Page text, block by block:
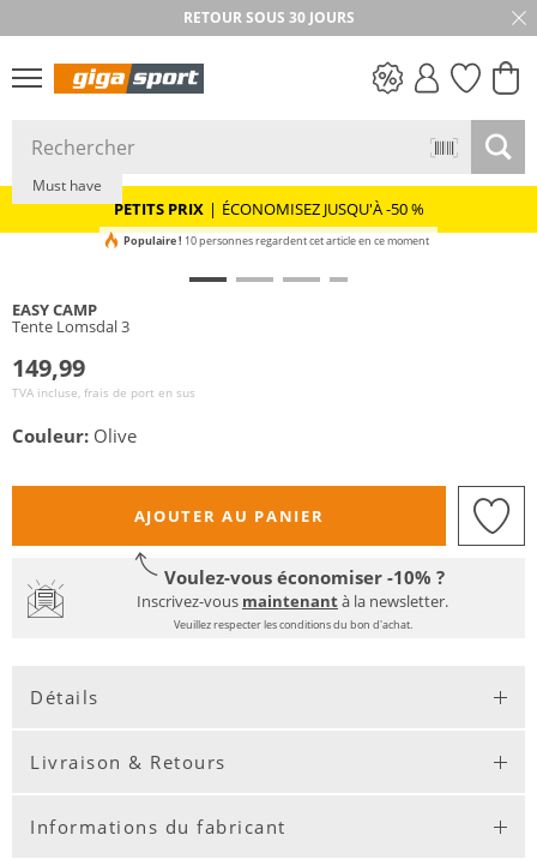
RETOUR SOUS 30 JOURS
PETITS PRIX
PETITS PRIX | ÉCONOMISEZ JUSQU'À -50 %
Must have
Populaire ! 10 personnes regardent cet article en ce moment
EASY CAMP
Tente Lomsdal 3
149,99
TVA incluse, frais de port en sus
Couleur: Olive
AJOUTER AU PANIER
Voulez-vous économiser -10% ?
Inscrivez-vous maintenantà la newsletter.
Veuillez respecter les conditions du bon d'achat.
Détails
Livraison & Retours
Informations du fabricant